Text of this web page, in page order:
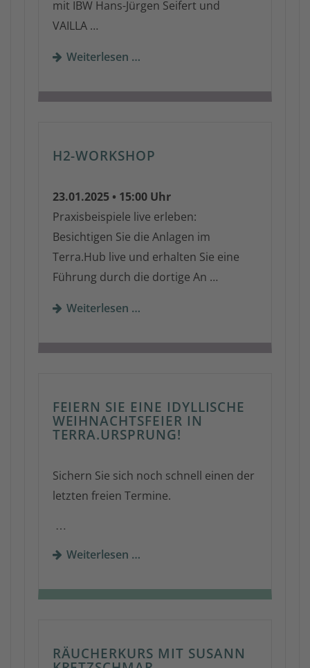
mit IBW Hans-Jürgen Seifert und
VAILLA …
Weiterlesen …
H2-WORKSHOP
23.01.2025 • 15:00 Uhr
Praxisbeispiele live erleben:
Besichtigen Sie die Anlagen im
Terra.Hub live und erhalten Sie eine
Führung durch die dortige An …
Weiterlesen …
FEIERN SIE EINE IDYLLISCHE
WEIHNACHTSFEIER IN
TERRA.URSPRUNG!
Sichern Sie sich noch schnell einen der
letzten freien Termine.
…
Weiterlesen …
RÄUCHERKURS MIT SUSANN